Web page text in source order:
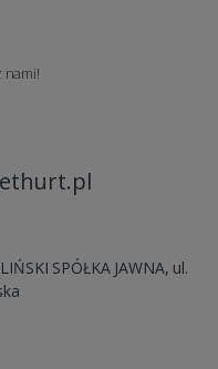
nami!
SPÓŁKA JAWNA, ul.